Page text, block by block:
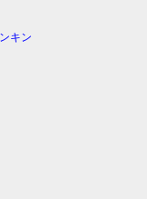
キン